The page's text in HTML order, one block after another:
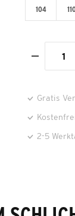
104
Gratis
2-5